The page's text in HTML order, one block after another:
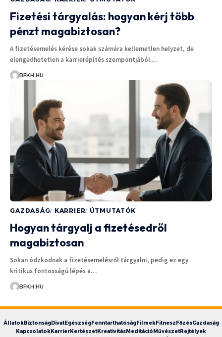
Fizetési tárgyalás: hogyan kérj több
pénzt magabiztosan?
A fizetésemelés kérése sokak számára kellemetlen helyzet, de
elengedhetetlen a karrierépítés szempontjából.…
BFKH.HU
GAZDASÁG KARRIER ÚTMUTATÓK
Hogyan tárgyalj a fizetésedről
magabiztosan
Sokan ódzkodnak a fizetésemelésről tárgyalni, pedig ez egy
kritikus fontosságú lépés a…
BFKH.HU
ÁllatokBiztonságDivatEgészségFenntarthatóságFilmekFitnesz FőzésGazdaság
KapcsolatokKarrierKertészetKreativitásMeditáció MűvészetRejtélyek